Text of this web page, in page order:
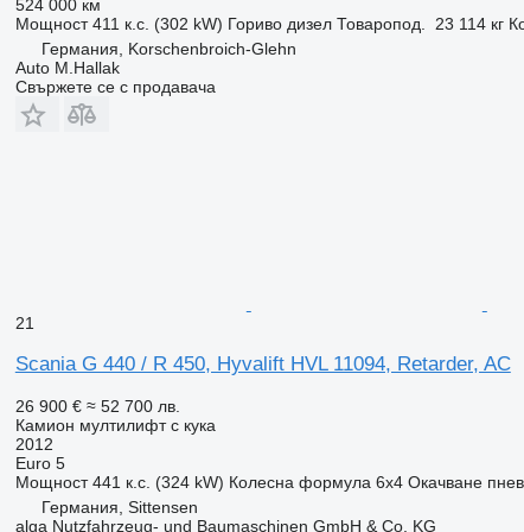
524 000 км
Мощност 411 к.с. (302 kW) Гориво дизел Товаропод. 23 114 кг
Германия, Korschenbroich-Glehn
Auto M.Hallak
Свържете се с продавача
21
Scania G 440 / R 450, Hyvalift HVL 11094, Retarder, AC
26 900 € ≈ 52 700 лв.
Камион мултилифт с кука
2012
Euro 5
Мощност 441 к.с. (324 kW) Колесна формула 6x4 Окачване
Германия, Sittensen
alga Nutzfahrzeug- und Baumaschinen GmbH & Co. KG